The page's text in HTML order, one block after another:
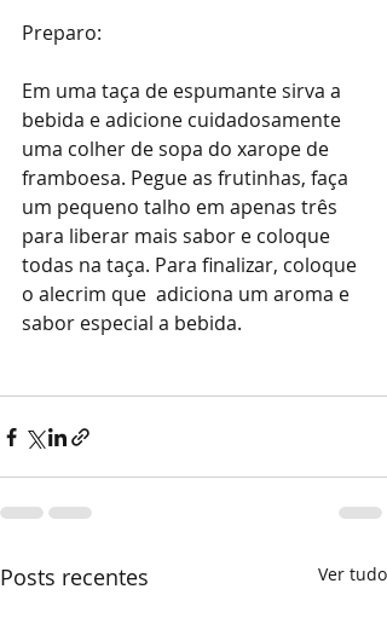
Preparo:
Em uma taça de espumante sirva a
bebida e adicione cuidadosamente
uma colher de sopa do xarope de
framboesa. Pegue as frutinhas, faça
um pequeno talho em apenas três
para liberar mais sabor e coloque
todas na taça. Para finalizar, coloque
o alecrim que  adiciona um aroma e
sabor especial a bebida.
Posts recentes Ver tudo